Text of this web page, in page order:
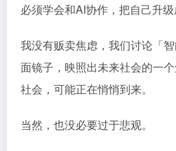
必须学会和AI协作，把自己升级
我没有贩卖焦虑，我们讨论「
面镜子，映照出未来社会的一
社会，可能正在悄悄到来。
当然，也没必要过于悲观。